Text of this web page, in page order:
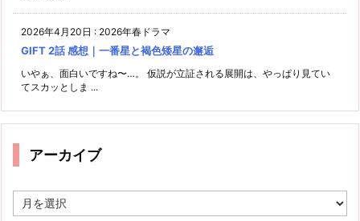
2026年4月20日 : 2026年春ドラマ
GIFT 2話 感想｜一番星と褐色矮星の邂逅
いやぁ、面白いですね〜…。 仮説が立証される展開は、やっぱり見てい
てスカッとしま ...
アーカイブ
ー